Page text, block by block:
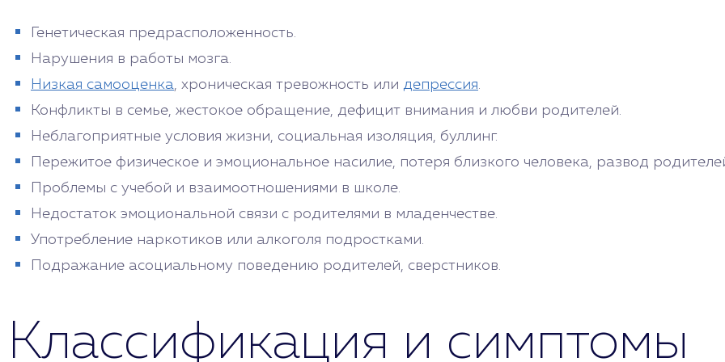
Генетическая предрасположенность.
Нарушения в работы мозга.
Низкая самооценка, хроническая тревожность или депрессия.
Конфликты в семье, жестокое обращение, дефицит внимания и любви родителей.
Неблагоприятные условия жизни, социальная изоляция, буллинг.
Пережитое физическое и эмоциональное насилие, потеря близкого человека, развод
Проблемы с учебой и взаимоотношениями в школе.
Недостаток эмоциональной связи с родителями в младенчестве.
Употребление наркотиков или алкоголя подростками.
Подражание асоциальному поведению родителей, сверстников.
Классификация и симптомы